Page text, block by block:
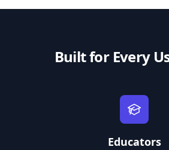
Built for Every
Educators